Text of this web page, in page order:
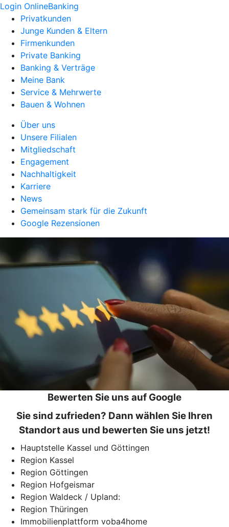
Login OnlineBanking
Privatkunden
Junge Kunden & Eltern
Firmenkunden
Private Banking
Banking & Verträge
Meine Bank
Service & Mehrwerte
Bauen & Wohnen
Über uns
Unsere Filialen
Mitgliedschaft
Engagement
Nachhaltigkeit
Karriere
News
Gemeinsam stark für die Zukunft
Google Rezensionen
Bewerten Sie uns auf Google
Sie sind zufrieden? Dann wählen Sie Ihren
Standort aus und bewerten Sie uns jetzt!
Hauptstelle Kassel und Göttingen
Region Kassel
Region Göttingen
Region Hofgeismar
Region Waldeck / Upland:
Region Thüringen
Immobilienplattform voba4home